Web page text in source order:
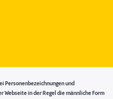
Personenbezeichnungen und
in der Regel die männliche Form